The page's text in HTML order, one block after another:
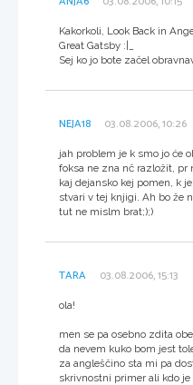
Kakorkoli, Look Back in
Great Gatsby :|_
Sej ko jo bote začel
NEJA18 03.08.2006, 10:26
jah problem je k smo jo će
foksa ne zna nč razložit, pr
kaj dejansko kej pomen, k
stvari v tej knjigi. Ah bo že
tut ne mislm brat;);)
TARA 03.08.2006, 15:13
ola!
men se pa osebno zdita
da nevem kuko bom jest
za angleščino sta mi pa
skrivnostni primer ali kdo je